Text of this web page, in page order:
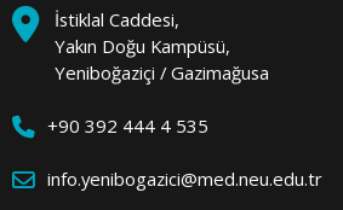
İstiklal Caddesi,
Yakın Doğu Kampüsü,
Yeniboğaziçi / Gazimağusa
+90 392 444 4 535
info.yenibogazici@med.neu.edu.tr